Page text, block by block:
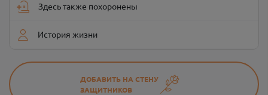
Здесь также похоронены
История жизни
ДОБАВИТЬ НА СТЕНУ
ЗАЩИТНИКОВ